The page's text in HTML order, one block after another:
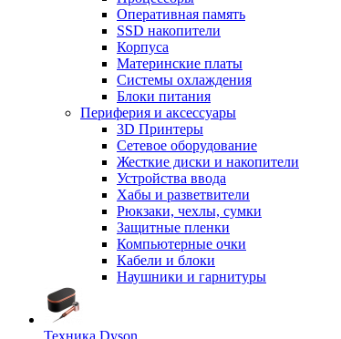
Оперативная память
SSD накопители
Корпуса
Материнские платы
Системы охлаждения
Блоки питания
Периферия и аксессуары
3D Принтеры
Сетевое оборудование
Жесткие диски и накопители
Устройства ввода
Хабы и разветвители
Рюкзаки, чехлы, сумки
Защитные пленки
Компьютерные очки
Кабели и блоки
Наушники и гарнитуры
Техника Dyson